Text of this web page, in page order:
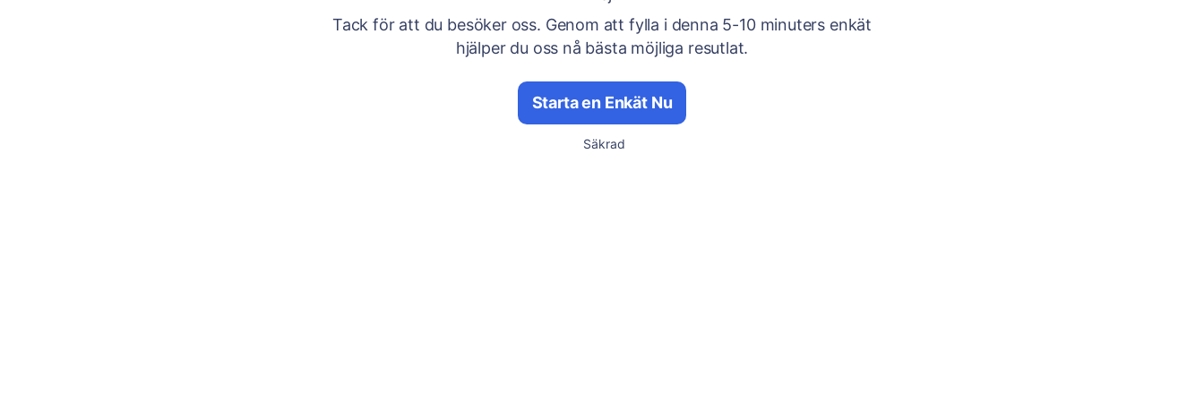
Tack för att du besöker oss. Genom att fylla i denna 5-10 minuters enkät
hjälper du oss nå bästa möjliga resutlat.
Starta en Enkät Nu
Säkrad